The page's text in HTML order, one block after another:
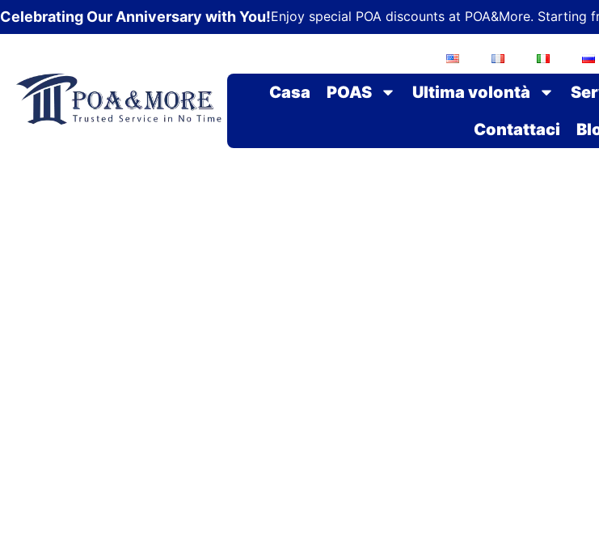
Vai
al
Celebrating Our Anniversary with You!Enjoy special POA discounts at POA&More.
Casa POAS Ultima volontà
Contattaci